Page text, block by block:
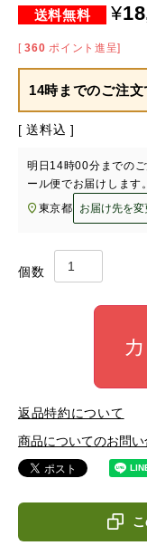
¥
[ 360 ポイント進呈]
14時までのご注文
送料込
明日 14時00分 までの
ール便でお届けします。
東京都
お届け先を変
返品特約について
商品についてのお問